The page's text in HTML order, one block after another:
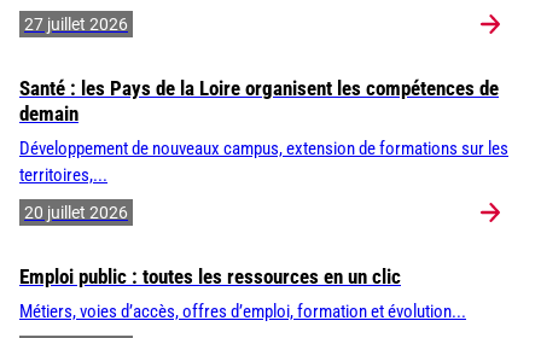
27 juillet 2026
Santé : les Pays de la Loire organisent les compétences de
demain
Développement de nouveaux campus, extension de formations sur les
territoires,...
20 juillet 2026
Emploi public : toutes les ressources en un clic
Métiers, voies d’accès, offres d’emploi, formation et évolution...